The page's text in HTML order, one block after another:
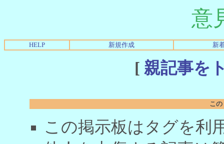
意
HELP 新規作成 新
[ 親記事を
こ
この掲示板はタグを利